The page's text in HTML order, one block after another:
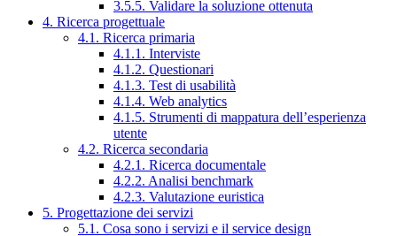
3.5.5. Validare la soluzione ottenuta
4. Ricerca progettuale
4.1. Ricerca primaria
4.1.1. Interviste
4.1.2. Questionari
4.1.3. Test di usabilità
4.1.4. Web analytics
4.1.5. Strumenti di mappatura dell’esperienza
utente
4.2. Ricerca secondaria
4.2.1. Ricerca documentale
4.2.2. Analisi benchmark
4.2.3. Valutazione euristica
5. Progettazione dei servizi
5.1. Cosa sono i servizi e il service design